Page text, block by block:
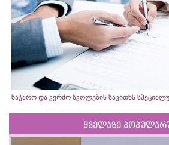
საჯარო და კერძო სკოლების საკითხს
ყველაზე